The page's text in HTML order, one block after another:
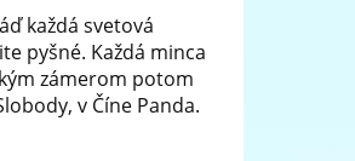
každá svetová
pyšné. Každá minca
zámerom potom
v Číne Panda.